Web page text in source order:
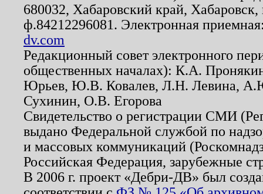
680032, Хабаровский край,
ф.84212296081. Электронная
dv.com
Редакционный совет электронного
общественных началах): К.А.
Юрьев, Ю.В. Ковалев, Л.Н. Левина,
Сухинин, О.В. Егорова
Свидетельство о регистрации СМИ
выдано Федеральной службой по
и массовых коммуникаций
Российская Федерация, зарубежные
В 2006 г. проект «Дебри-ДВ» был